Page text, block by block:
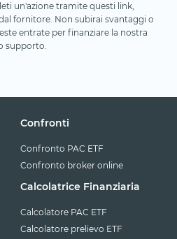
un'azione tramite questi link,
fornitore. Non subirai svantaggi o
entrate per finanziare la nostra
supporto.
Confronti
Confronto PAC ETF
Confronto broker online
Calcolatrice Finanziaria
Calcolatore PAC ETF
Calcolatore prelievo ETF